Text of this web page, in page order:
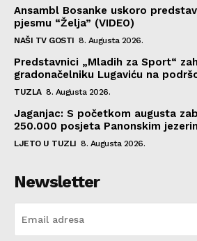
Ansambl Bosanke uskoro
pjesmu “Želja” (VIDEO)
NAŠI TV GOSTI 8. Augusta 2026.
Predstavnici „Mladih za Sport“
gradonačelniku Lugaviću na
TUZLA 8. Augusta 2026.
Jaganjac: S početkom augusta
250.000 posjeta Panonskim
LJETO U TUZLI 8. Augusta 2026.
Newsletter